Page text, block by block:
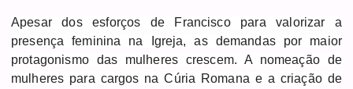
Apesar dos esforços de Francisco para valorizar a
presença feminina na Igreja, as demandas por maior
protagonismo das mulheres crescem. A nomeação de
mulheres para cargos na Cúria Romana e a criação de